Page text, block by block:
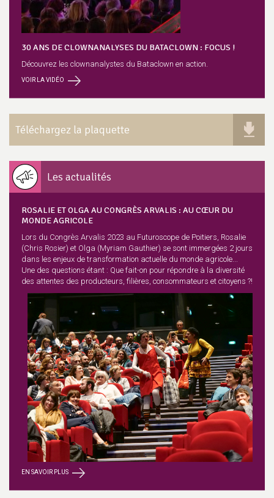
30 ANS DE CLOWNANALYSES DU BATACLOWN : FOCUS !
Découvrez les clownanalystes du Bataclown en action.
VOIR LA VIDÉO
Téléchargez la plaquette
Les actualités
ROSALIE ET OLGA AU CONGRÈS ARVALIS : AU CŒUR DU
MONDE AGRICOLE
Lors du Congrès Arvalis 2023 au Futuroscope de Poitiers, Rosalie
(Chris Rosier) et Olga (Myriam Gauthier) se sont immergées 2 jours
dans les enjeux de transformation actuelle du monde agricole...
Une des questions étant : Que fait-on pour répondre à la diversité
des attentes des producteurs, filières, consommateurs et citoyens ?!
EN SAVOIR PLUS